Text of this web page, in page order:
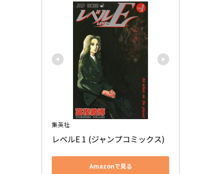
集英社
レベルE 1 (ジャンプコミックス)
Amazonで見る